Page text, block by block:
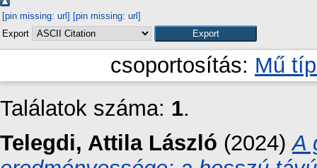
[pin missing: url] [pin missing: url]
Export
csoportosítás: Mű
Találatok száma: 1.
Telegdi, Attila László (2024)A